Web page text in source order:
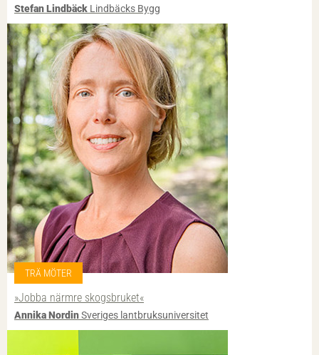
Stefan Lindbäck Lindbäcks Bygg
TRÄ MÖTER
»Jobba närmre skogsbruket«
Annika NordinSveriges lantbruksuniversitet